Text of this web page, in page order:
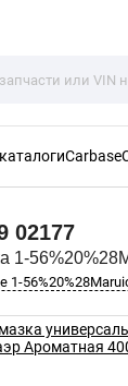
Carbase
02177
1-
1-